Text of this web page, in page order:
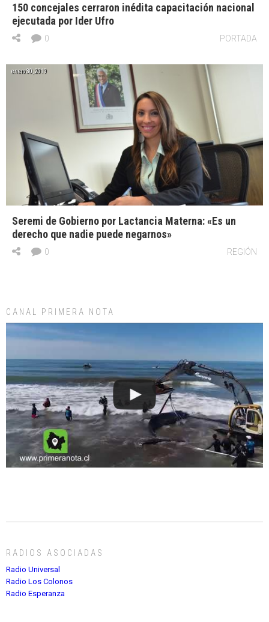
150 concejales cerraron inédita capacitación nacional
ejecutada por Ider Ufro
PORTADA
0
enero 30, 2019
Seremi de Gobierno por Lactancia Materna: «Es un
derecho que nadie puede negarnos»
REGIÓN
0
CANAL PRIMERA NOTA
RADIOS ASOCIADAS
Radio Universal
Radio Los Colonos
Radio Esperanza